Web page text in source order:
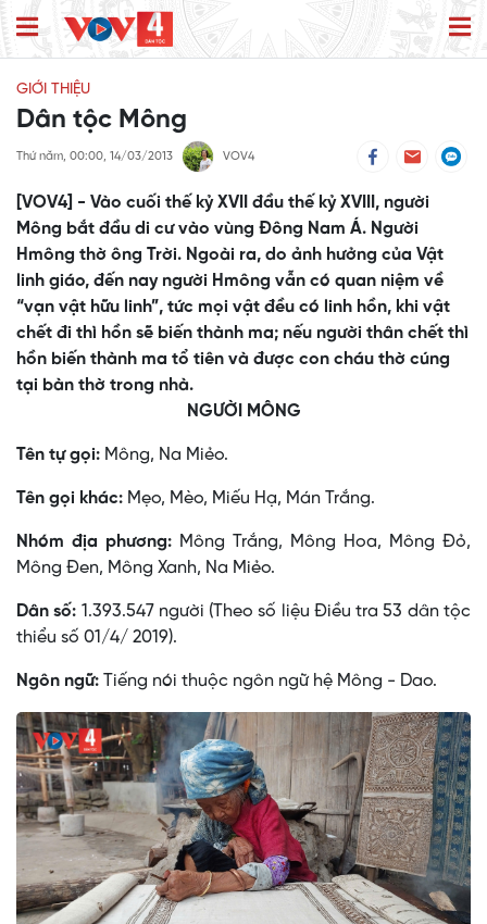
GIỚI THIỆU
Dân tộc Mông
Thứ năm, 00:00, 14/03/2013 VOV4
[VOV4] - Vào cuối thế kỷ XVII đầu thế kỷ XVIII, người
Mông bắt đầu di cư vào vùng Đông Nam Á. Người
Hmông thờ ông Trời. Ngoài ra, do ảnh hưởng của Vật
linh giáo, đến nay người Hmông vẫn có quan niệm về
“vạn vật hữu linh”, tức mọi vật đều có linh hồn, khi vật
chết đi thì hồn sẽ biến thành ma; nếu người thân chết thì
hồn biến thành ma tổ tiên và được con cháu thờ cúng
tại bàn thờ trong nhà.
NGƯỜI MÔNG
Tên tự gọi: Mông, Na Miẻo.
Tên gọi khác: Mẹo, Mèo, Miếu Hạ, Mán Trắng.
Nhóm địa phương: Mông Trắng, Mông Hoa, Mông Ðỏ,
Mông Ðen, Mông Xanh, Na Miẻo.
Dân số: 1.393.547 người (Theo số liệu Điều tra 53 dân tộc
thiểu số 01/4/ 2019).
Ngôn ngữ: Tiếng nói thuộc ngôn ngữ hệ Mông - Dao.